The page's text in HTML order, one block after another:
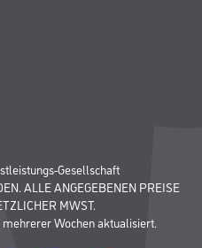
Gesellschaft
ALLE ANGEGEBENEN PREISE
MWST.
Wochen aktualisiert.